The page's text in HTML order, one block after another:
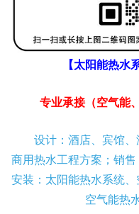
【太阳能热水
专业承接（空气能
设计：酒店、宾馆
商用热水工程方案；销
安装：太阳能热水系统、
空气能热